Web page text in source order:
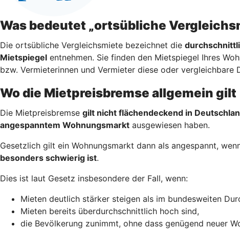
Was bedeutet „ortsübliche
Die ortsübliche Vergleichsmiete bezeichnet die
Mietspiegel entnehmen. Sie finden den Mietspiegel Ihres
bzw. Vermieterinnen und Vermieter diese oder vergleichbare
Wo die Mietpreisbremse allgemein gilt
Die Mietpreisbremse gilt nicht flächendeckend in
angespanntem Wohnungsmarkt ausgewiesen haben.
Gesetzlich gilt ein Wohnungsmarkt dann als angespannt,
besonders schwierig ist.
Dies ist laut Gesetz insbesondere der Fall, wenn:
Mieten deutlich stärker steigen als im bundesweiten
Mieten bereits überdurchschnittlich hoch sind,
die Bevölkerung zunimmt, ohne dass genügend neuer